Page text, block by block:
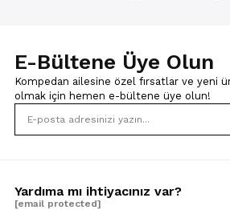
E-Bültene Üye Olun
Kompedan ailesine özel fırsatlar ve yeni
olmak için hemen e-bültene üye olun!
Yardıma mı ihtiyacınız var?
[email protected]